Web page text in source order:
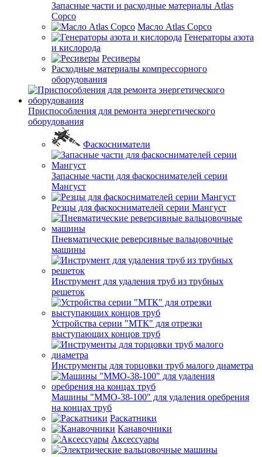
Запасные части и расходные материалы Atlas
Copco
Масло Atlas Copco
Генераторы азота
и кислорода
Ресиверы
Расходные материалы компрессорного
оборудования
Приспособления для ремонта энергетического
оборудования
Фаскосниматели
Запасные части для фаскоснимателей серии
Мангуст
Резцы для фаскоснимателей серии Мангуст
Пневматические реверсивные вальцовочные
машины
Инструмент для удаления труб из трубных
решеток
Устройства серии "МТК" для отрезки
выступающих концов труб
Инструменты для торцовки труб малого диаметра
Машины "ММО-38-100" для удаления оребрения
на концах труб
Раскатники
Канавочники
Аксессуары